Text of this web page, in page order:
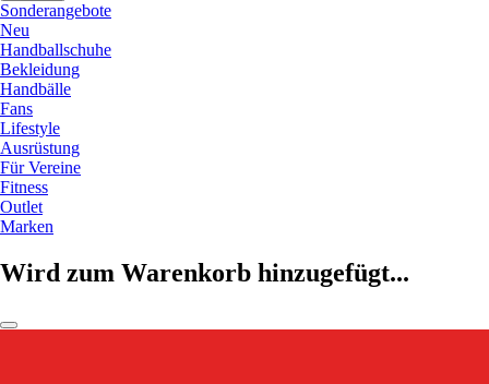
Sonderangebote
Neu
Handballschuhe
Bekleidung
Handbälle
Fans
Lifestyle
Ausrüstung
Für Vereine
Fitness
Outlet
Marken
Wird zum Warenkorb hinzugefügt...